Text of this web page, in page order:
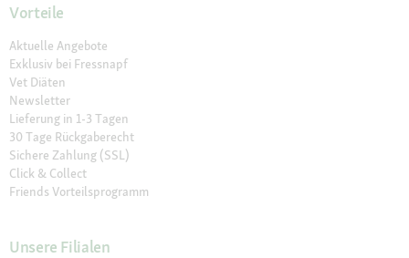
Vorteile
Aktuelle Angebote
Exklusiv bei Fressnapf
Vet Diäten
Newsletter
Lieferung in 1-3 Tagen
30 Tage Rückgaberecht
Sichere Zahlung (SSL)
Click & Collect
Friends Vorteilsprogramm
Unsere Filialen